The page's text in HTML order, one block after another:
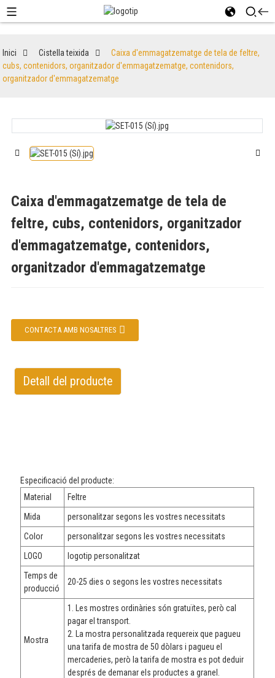
Inici Cistella teixida
Caixa d'emmagatzematge de tela de feltre,
cubs, contenidors, organitzador d'emmagatzematge, contenidors,
organitzador d'emmagatzematge
Caixa d'emmagatzematge de tela de
feltre, cubs, contenidors, organitzador
d'emmagatzematge, contenidors,
organitzador d'emmagatzematge
CONTACTA AMB NOSALTRES
Detall del producte
Especificació del producte:
Material
Feltre
Mida
personalitzar segons les vostres necessitats
Color
personalitzar segons les vostres necessitats
LOGO
logotip personalitzat
Temps de
producció
20-25 dies o segons les vostres necessitats
Mostra
1. Les mostres ordinàries són gratuïtes, però cal
pagar el transport.
2. La mostra personalitzada requereix que pagueu
una tarifa de mostra de 50 dòlars i pagueu el
mercaderies, però la tarifa de mostra es pot deduir
després de demanar els productes a granel.